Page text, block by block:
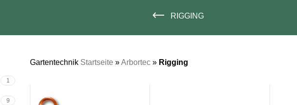
RIGGING
1
9
Gartentechnik Startseite »Arbortec » Rigging
SALE